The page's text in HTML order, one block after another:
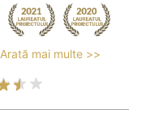
Arată mai multe >>